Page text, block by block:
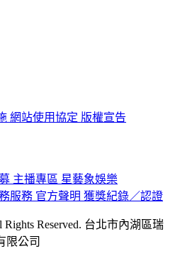
網站使用協定 版權宣告
主播專區 星藝象娛樂
服務 官方聲明 獲獎紀錄／認證
Reserved. 台北市內湖區瑞
限公司